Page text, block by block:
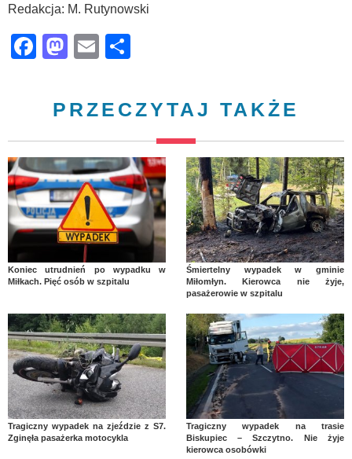
Redakcja: M. Rutynowski
Facebook
Mastodon
Email
PRZECZYTAJ TAKŻE
Koniec utrudnień po wypadku w
Miłkach. Pięć osób w szpitalu
Śmiertelny wypadek w gminie
Miłomłyn. Kierowca nie żyje,
pasażerowie w szpitalu
Tragiczny wypadek na zjeździe z S7.
Zginęła pasażerka motocykla
Tragiczny wypadek na trasie
Biskupiec – Szczytno. Nie żyje
kierowca osobówki